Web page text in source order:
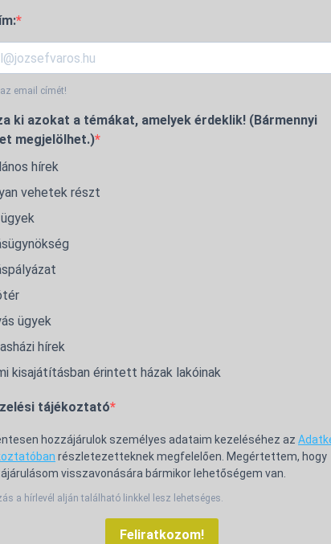
email címét!
ki azokat a témákat, amelyek érdeklik! (Bármennyi
megjelölhet.)
hírek
vehetek részt
ügyek
hírek
kisajátításban érintett házak lakóinak
tájékoztató
hozzájárulok személyes adataim kezeléséhez az
részletezetteknek megfelelően. Megértettem, hogy
visszavonására bármikor lehetőségem van.
a hírlevél alján található linkkel lesz lehetséges.
Feliratkozom!